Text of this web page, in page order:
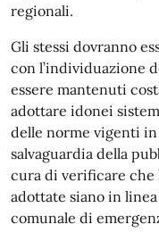
regionali.
Gli stessi dovranno
con l’individuazione
essere mantenuti
adottare idonei
delle norme vigenti
salvaguardia della
cura di verificare che
adottate siano in
comunale di